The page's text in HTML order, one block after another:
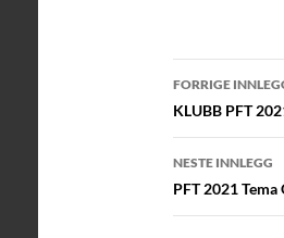
FORRIGE
KLUBB PFT
NESTE INNLEGG
PFT 2021 Tema